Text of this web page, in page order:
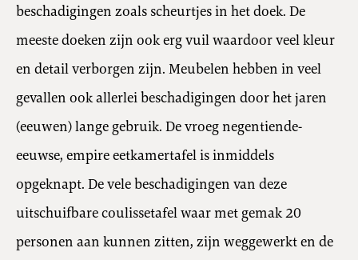
beschadigingen zoals scheurtjes in het doek. De
meeste doeken zijn ook erg vuil waardoor veel kleur
en detail verborgen zijn. Meubelen hebben in veel
gevallen ook allerlei beschadigingen door het jaren
(eeuwen) lange gebruik. De vroeg negentiende-
eeuwse, empire eetkamertafel is inmiddels
opgeknapt. De vele beschadigingen van deze
uitschuifbare coulissetafel waar met gemak 20
personen aan kunnen zitten, zijn weggewerkt en de